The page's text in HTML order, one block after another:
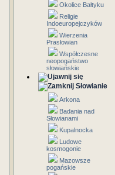
Okolice Bałtyku
Religie
Indoeuropejczyków
Wierzenia
Prasłowian
Współczesne
neopogaństwo
słowiańskie
Słowianie
Arkona
Badania nad
Słowianami
Kupalnocka
Ludowe
kosmogonie
Mazowsze
pogańskie